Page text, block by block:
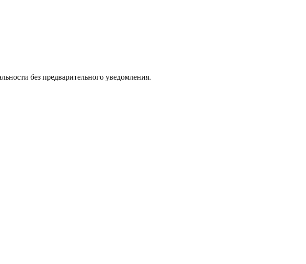
без предварительного уведомления.